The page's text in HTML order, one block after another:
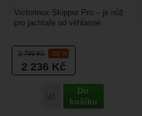
2 799Kč -20 %
2 236 Kč
Porovnat
Do
košíku
Victorinox Skipper Pro – je nůž
pro jachtaře od věhlasné
hlavní čepele...